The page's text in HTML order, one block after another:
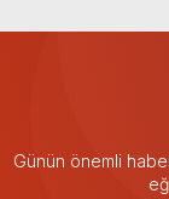
Günün önemli